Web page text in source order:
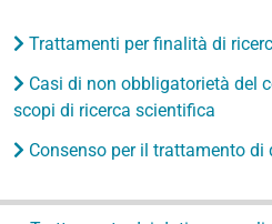
Trattamenti per finalità di
Casi di non obbligatorietà del
scopi di ricerca scientifica
Consenso per il trattamento